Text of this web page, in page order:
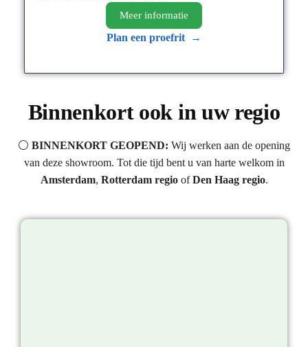
Meer informatie​
Plan een proefrit →
Binnenkort ook in uw regio
⚪ BINNENKORT GEOPEND: Wij werken aan de opening
van deze showroom. Tot die tijd bent u van harte welkom in
Amsterdam, Rotterdam regioofDen Haag regio.